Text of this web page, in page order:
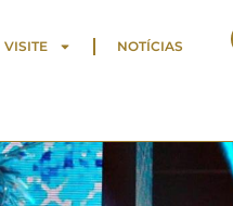
VISITE NOTÍCIAS